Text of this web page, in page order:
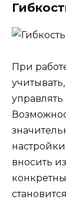
При
вносить